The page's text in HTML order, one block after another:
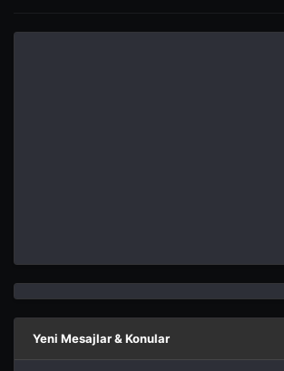
Yeni Mesajlar & Konular